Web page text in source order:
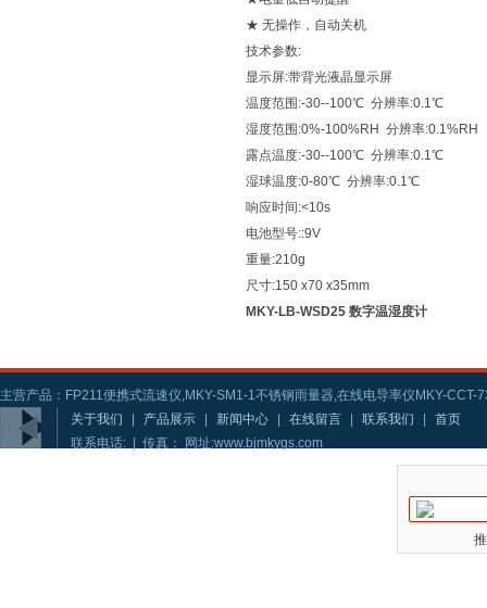
★ 无操作，自动关机
技术参数:
显示屏:带背光液晶显示屏
温度范围:-30--100℃ 分辨率:0.1℃
湿度范围:0%-100%RH 分辨率:0.1%RH
露点温度:-30--100℃ 分辨率:0.1℃
湿球温度:0-80℃ 分辨率:0.1℃
响应时间:<10s
电池型号::9V
重量:210g
尺寸:150 x70 x35mm
MKY-LB-WSD25 数字温湿度计
主营产品：FP211便携式流速仪,MKY-SM1-1不锈钢雨量器,在线电导率仪MKY-CCT-
关于我们
产品展示 新闻中心 在线留言 联系我们
首页
联系电话: | 传真： 网址:www.bjmkygs.com